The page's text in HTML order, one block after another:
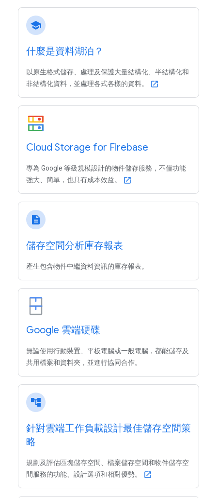
school
什麼是資料湖泊？
以原生格式儲存、處理及保護大量結構化、半結構化和
非結構化資料，並處理各式各樣的資料。
open_in_new
Cloud Storage for Firebase
專為 Google 等級規模設計的物件儲存服務，不僅功能
強大、簡單，也具有成本效益。
open_in_new
description
儲存空間分析庫存報表
產生包含物件中繼資料資訊的庫存報表。
Google 雲端硬碟
無論使用行動裝置、平板電腦或一般電腦，都能儲存及
共用檔案和資料夾，並進行協同合作。
account_tree
針對雲端工作負載設計最佳儲存空間策
略
規劃及評估區塊儲存空間、檔案儲存空間和物件儲存空
間服務的功能、設計選項和相對優勢。
open_in_new